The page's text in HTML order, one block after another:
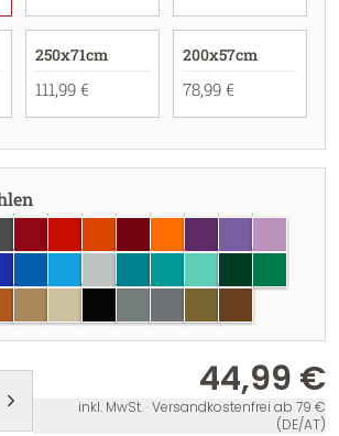
250x71cm
111,99 €
200x57cm
78,99 €
44,99 €
inkl. MwSt. · Versandkostenfrei ab 79 €
(DE/AT)